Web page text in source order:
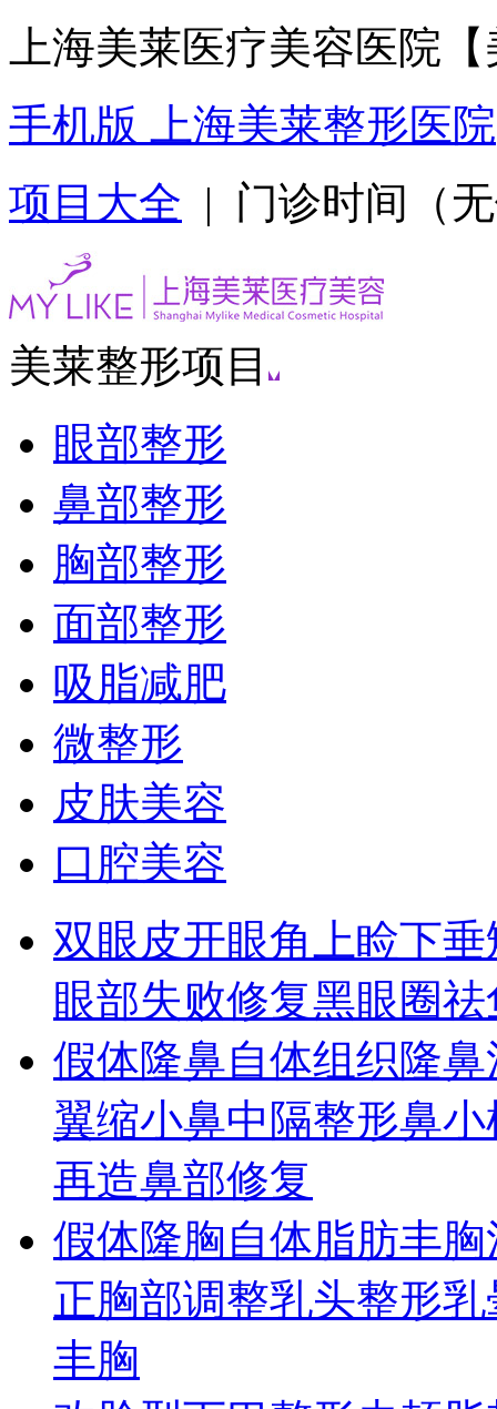
上海美莱医疗美容医院
手机版 上海美莱整形医院
项目大全 | 门诊时间（
美莱整形项目
眼部整形
鼻部整形
胸部整形
面部整形
吸脂减肥
微整形
皮肤美容
口腔美容
双眼皮开眼角
上睑下
眼部失败修复黑眼圈祛
假体隆鼻自体组织隆鼻
翼缩小鼻中隔整形鼻小
再造鼻部修复
假体隆胸自体脂肪丰胸
正胸部调整乳头整形乳
丰胸